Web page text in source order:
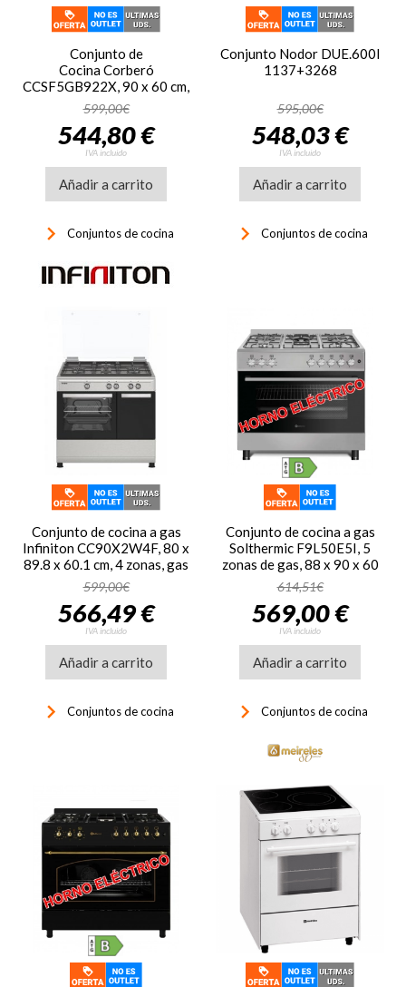
Conjunto de
Cocina Corberó
CCSF5GB922X, 90 x 60 cm,
5 zonas, gas butano, inox
599,00€
544,80 €
IVA incluido
Añadir a carrito
keyboard_arrow_right Conjuntos de cocina
Conjunto Nodor DUE.600I
1137+3268
595,00€
548,03 €
IVA incluido
Añadir a carrito
keyboard_arrow_right Conjuntos de cocina
Conjunto de cocina a gas
Infiniton CC90X2W4F, 80 x
89.8 x 60.1 cm, 4 zonas, gas
butano/natural, horno a gas
multifunción, clase A, 60
litros, portabombona, luz
interior, inox
599,00€
566,49 €
IVA incluido
Añadir a carrito
keyboard_arrow_right Conjuntos de cocina
Conjunto de cocina a gas
Solthermic F9L50E5I, 5
zonas de gas, 88 x 90 x 60
cm, horno eléctrico
panorámico, 110 litros,
clase B,
ref. B00111035, acero inox
614,51€
569,00 €
IVA incluido
Añadir a carrito
keyboard_arrow_right Conjuntos de cocina